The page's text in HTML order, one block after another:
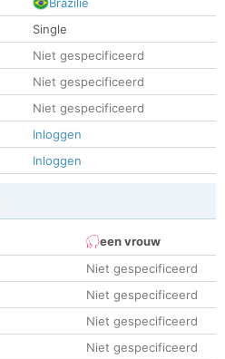
Single
Niet gespecificeerd
Niet gespecificeerd
Niet gespecificeerd
Inloggen
Inloggen
een vrouw
Niet gespecificeerd
Niet gespecificeerd
Niet gespecificeerd
Niet gespecificeerd